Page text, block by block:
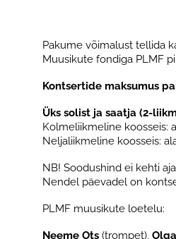
Pakume võimalust tellida
Muusikute fondiga PLMF
Kontsertide maksumus
Üks solist ja saatja (2-
Kolmeliikmeline koosseis:
Neljaliikmeline koosseis:
NB! Soodushind ei kehti
Nendel päevadel on
PLMF muusikute loetelu:
Neeme Ots (trompet),